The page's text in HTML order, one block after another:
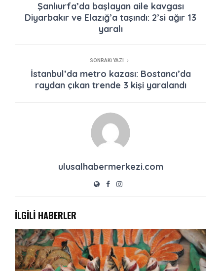
Şanlıurfa’da başlayan aile kavgası
Diyarbakır ve Elazığ’a taşındı: 2’si ağır 13
yaralı
SONRAKI YAZI
İstanbul’da metro kazası: Bostancı’da
raydan çıkan trende 3 kişi yaralandı
ulusalhabermerkezi.com
İLGİLİ HABERLER